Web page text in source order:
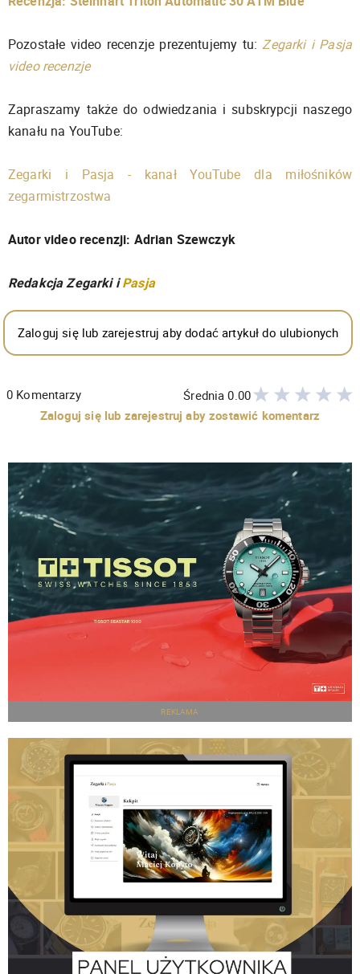
Pozostałe video recenzje prezentujemy tu:Zegarki i Pasja
video recenzje
Zapraszamy także do odwiedzania i subskrypcji naszego
kanału na YouTube:
Zegarki i Pasja - kanał YouTube dla miłośników
zegarmistrzostwa
Autor video recenzji: Adrian Szewczyk
Redakcja Zegarki iPasja
Zaloguj się lub zarejestruj aby dodać artykuł do ulubionych
0 Komentarzy Średnia0.00
Zaloguj się lub zarejestruj aby zostawić komentarz
REKLAMA